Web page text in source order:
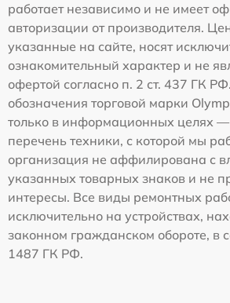
работает независимо и не имеет
авторизации от производителя.
указанные на сайте, носят
ознакомительный характер и не
офертой согласно п. 2 ст. 437 ГК
обозначения торговой марки
только в информационных целях —
перечень техники, с которой мы
организация не аффилирована с
указанных товарных знаков и не
интересы. Все виды ремонтных
исключительно на устройствах,
законном гражданском обороте, в
1487 ГК РФ.